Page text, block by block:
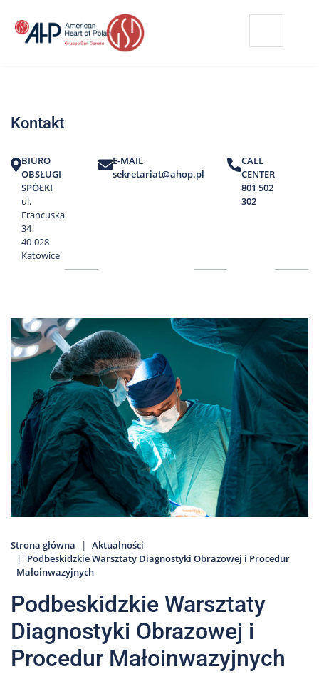
treści
Strefa
Edukacja
Pacjenta
O
nas
Marki
Nas
Kariera
Galeria
Kontakt
801
302
Kontakt
BIURO
OBSŁUGI
SPÓŁKI
ul.
Francuska
34
40-028
Katowice
E-MAIL
sekretariat@ahop.pl
CALL
CENTER
801 502
302
Strona główna
Aktualności
Podbeskidzkie Warsztaty Diagnostyki Obrazowej i Procedur
Małoinwazyjnych
Podbeskidzkie Warsztaty
Diagnostyki Obrazowej i
Procedur Małoinwazyjnych